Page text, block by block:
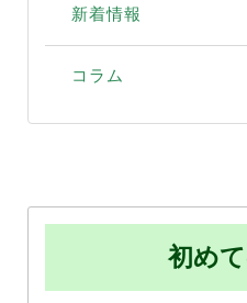
新着情報
コラム
初め